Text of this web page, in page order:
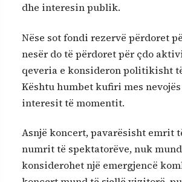
dhe interesin publik.
Nëse sot fondi rezervë përdoret
nesër do të përdoret për çdo
qeveria e konsideron politikisht
Kështu humbet kufiri mes
interesit të momentit.
Asnjë koncert, pavarësisht emrit
numrit të spektatorëve, nuk
konsiderohet një emergjencë